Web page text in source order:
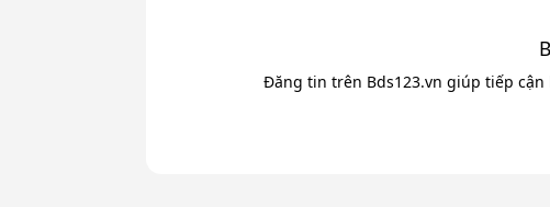
Đăng tin trên Bds123.vn giúp tiếp